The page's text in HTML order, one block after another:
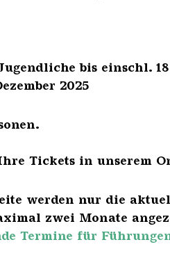
Jugendliche bis
2025
Tickets in unserem
werden nur die
zwei Monate
Termine für